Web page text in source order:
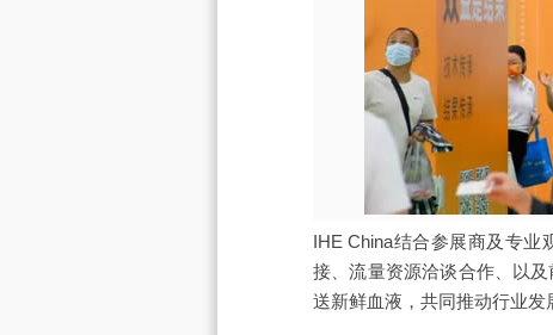
IHE China结合参展商及专
接、流量资源洽谈合作、以
送新鲜血液，共同推动行业发